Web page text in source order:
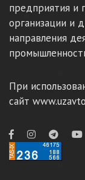
предприятия и
организации и
направления
При
сайт